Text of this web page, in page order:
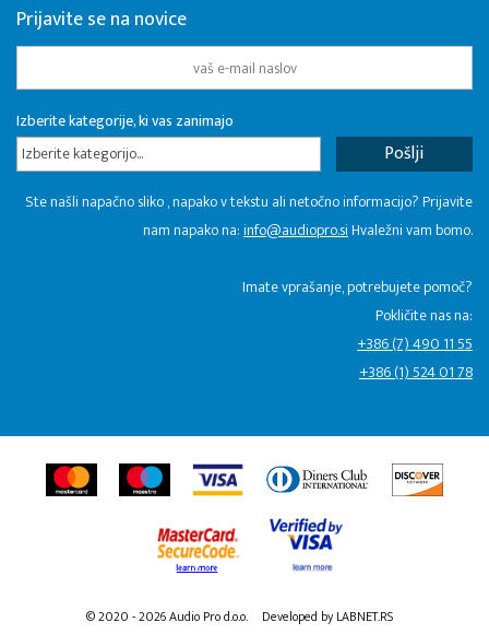
Prijavite se na novice
Izberite kategorije, ki vas zanimajo
Izberite kategorijo...
Ste našli napačno sliko , napako v tekstu ali netočno informacijo? Prijavite
nam napako na:info@audiopro.siHvaležni vam bomo.
Imate vprašanje, potrebujete pomoč?
Pokličite nas na:
+386 (7) 490 11 55
+386 (1) 524 01 78
© 2020 - 2026 Audio Pro d.o.o. Developed by LABNET.RS